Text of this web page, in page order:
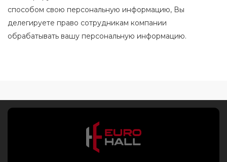
способом свою персональную информацию, Вы
делегируете право сотрудникам компании
обрабатывать вашу персональную информацию.